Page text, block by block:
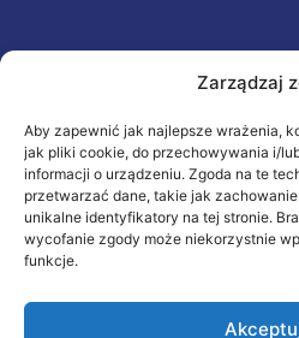
Zarządzaj
Aby zapewnić jak najlepsze wrażenia,
jak pliki cookie, do przechowywania i/
informacji o urządzeniu. Zgoda na te
przetwarzać dane, takie jak
unikalne identyfikatory na tej stronie.
wycofanie zgody może niekorzystnie
funkcje.
Strona Główna
Wycieczki
Oferta
O nas
Kontakt